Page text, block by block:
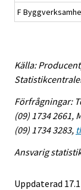
F
Källa:
Förfrågningar:
(09) 1734 2661,
(09) 1734 3283,
Ansvarig
Uppdaterad